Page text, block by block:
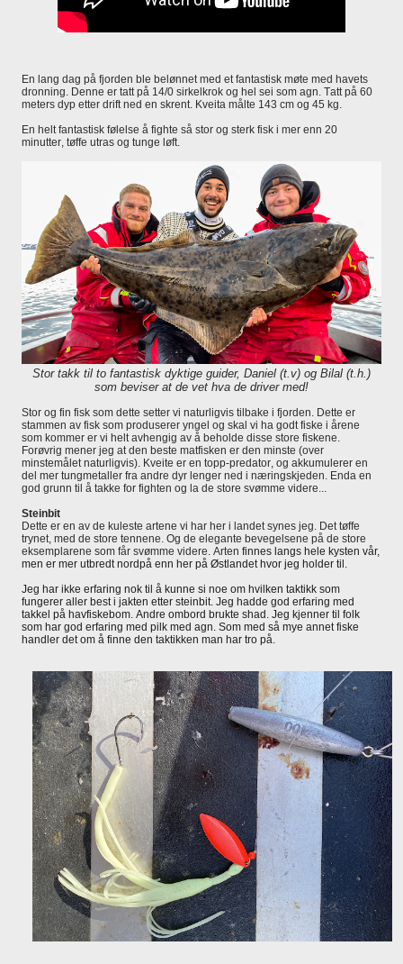
En lang dag på fjorden ble belønnet med et fantastisk møte med havets
dronning. Denne er tatt på 14/0 sirkelkrok og hel sei som agn. Tatt på 60
meters dyp etter drift ned en skrent. Kveita målte 143 cm og 45 kg.
En helt fantastisk følelse å fighte så stor og sterk fisk i mer enn 20
minutter, tøffe utras og tunge løft.
Stor takk til to fantastisk dyktige guider, Daniel (t.v) og Bilal (t.h.)
som beviser at de vet hva de driver med!
Stor og fin fisk som dette setter vi naturligvis tilbake i fjorden. Dette er
stammen av fisk som produserer yngel og skal vi ha godt fiske i årene
som kommer er vi helt avhengig av å beholde disse store fiskene.
Forøvrig mener jeg at den beste matfisken er den minste (over
minstemålet naturligvis). Kveite er en topp-predator, og akkumulerer en
del mer tungmetaller fra andre dyr lenger ned i næringskjeden. Enda en
god grunn til å takke for fighten og la de store svømme videre...
Steinbit
Dette er en av de kuleste artene vi har her i landet synes jeg. Det tøffe
trynet, med de store tennene. Og de elegante bevegelsene på de store
eksemplarene som får svømme videre. Arten finnes langs hele kysten vår,
men er mer utbredt nordpå enn her på Østlandet hvor jeg holder til.
Jeg har ikke erfaring nok til å kunne si noe om hvilken taktikk som
fungerer aller best i jakten etter steinbit. Jeg hadde god erfaring med
takkel på havfiskebom. Andre ombord brukte shad. Jeg kjenner til folk
som har god erfaring med pilk med agn. Som med så mye annet fiske
handler det om å finne den taktikken man har tro på.